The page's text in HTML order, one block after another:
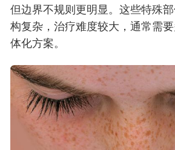
但边界不规则更明显。这些特殊
构复杂，治疗难度较大，通常需
体化方案。